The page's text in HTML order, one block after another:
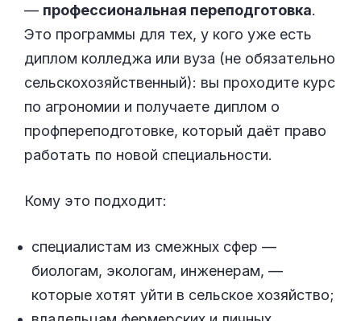
— профессиональная переподготовка.
Это программы для тех, у кого уже есть
диплом колледжа или вуза (не обязательно
сельскохозяйственный): вы проходите курс
по агрономии и получаете диплом о
профпереподготовке, который даёт право
работать по новой специальности.
Кому это подходит:
специалистам из смежных сфер —
биологам, экологам, инженерам, —
которые хотят уйти в сельское хозяйство;